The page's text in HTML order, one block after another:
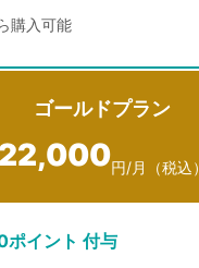
購入可能
ゴールドプラン
22,000円/月（税込）
イント 付与